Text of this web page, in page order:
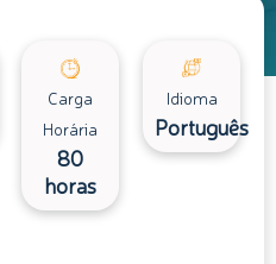
Carga
Horária
80
horas
Idioma
Português